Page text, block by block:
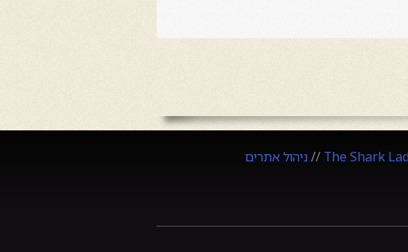
The Shark
//ניהול אתרים